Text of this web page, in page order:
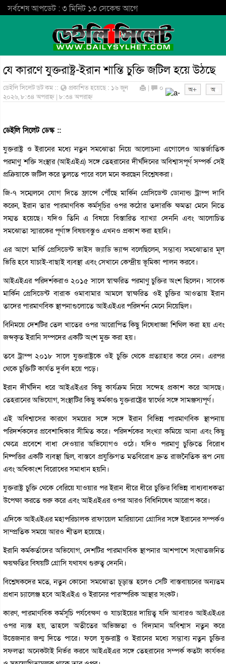
সর্বশেষ আপডেট : ৩ মিনিট ১৩ সেকেন্ড আগে
যে কারণে যুক্তরাষ্ট্র-ইরান শান্তি চুক্তি জটিল হয়ে উঠছে
ডেইলি সিলেট ডট কম ::
প্রকাশিত হয়েছে : ১৬ জুন
২০২৬, ৮:৩৪ অপরাহ্ন | ৮:৩৪ অপরাহ্ন
| ০
ডেইলি সিলেট ডেস্ক ::
যুক্তরাষ্ট্র ও ইরানের মধ্যে নতুন সমঝোতা নিয়ে আলোচনা এগোলেও আন্তর্জাতিক
পরমাণু শক্তি সংস্থার (আইএইএ) সঙ্গে তেহরানের দীর্ঘদিনের অবিশ্বাসপূর্ণ সম্পর্ক সেই
প্রক্রিয়াকে জটিল করে তুলতে পারে বলে মনে করছেন বিশ্লেষকরা।
জি-৭ সম্মেলনে যোগ দিতে ফ্রান্সে পৌঁছে মার্কিন প্রেসিডেন্ট ডোনাল্ড ট্রাম্প দাবি
করেন, ইরান তার পারমাণবিক কর্মসূচির ওপর কঠোর তদারকি ক্ষমতা মেনে নিতে
সম্মত হয়েছে। যদিও তিনি এ বিষয়ে বিস্তারিত ব্যাখ্যা দেননি এবং আলোচিত
সমঝোতা স্মারকের পূর্ণাঙ্গ বিষয়বস্তুও এখনও প্রকাশ করা হয়নি।
এর আগে মার্কি প্রেসিডেন্ট ভাইস জ্যাডি ভ্যান্স বলেছিলেন, সম্ভাব্য সমঝোতার মূল
ভিত্তি হবে যাচাই-বাছাই ব্যবস্থা এবং সেখানে কেন্দ্রীয় ভূমিকা পালন করবে।
আইএইএর পরিদর্শকরাও ২০১৫ সালে স্বাক্ষরিত পরমাণু চুক্তির অংশ ছিলেন। সাবেক
মার্কিন প্রেসিডেন্ট বারাক ওমাবামার আমলে স্বাক্ষরিত ওই চুক্তির আওতায় ইরান
তাদের পারমাণবিক স্থাপনাগুলোতে আইএইএর পরিদর্শন মেনে নিয়েছিল।
বিনিময়ে দেশটির তেল খাতের ওপর আরোপিত কিছু নিষেধাজ্ঞা শিথিল করা হয় এবং
জব্দকৃত ইরানি সম্পদের একটি অংশ মুক্ত করা হয়।
তবে ট্রাম্প ২০১৮ সালে যুক্তরাষ্ট্রকে ওই চুক্তি থেকে প্রত্যাহার করে নেন। এরপর
থেকে চুক্তিটি কার্যত দুর্বল হয়ে পড়ে।
ইরান দীর্ঘদিন ধরে আইএইএর কিছু কার্যক্রম নিয়ে সন্দেহ প্রকাশ করে আসছে।
তেহরানের অভিযোগ, সংস্থাটির কিছু কর্মকাণ্ড যুক্তরাষ্ট্রের স্বার্থের সঙ্গে সামঞ্জস্যপূর্ণ।
এই অবিশ্বাসের কারণে সময়ের সঙ্গে সঙ্গে ইরান বিভিন্ন পারমাণবিক স্থাপনায়
পরিদর্শকদের প্রবেশাধিকার সীমিত করে। পরিদর্শকের সংখ্যা কমিয়ে আনা এবং কিছু
ক্ষেত্রে প্রবেশে বাধা দেওয়ার অভিযোগও ওঠে। যদিও পরমাণু চুক্তিতে বিরোধ
নিষ্পত্তির একটি ব্যবস্থা ছিল, বাস্তবে প্রযুক্তিগত মতবিরোধ দ্রুত রাজনৈতিক রূপ নেয়
এবং অধিকাংশ বিরোধের সমাধান হয়নি।
যুক্তরাষ্ট্র চুক্তি থেকে বেরিয়ে যাওয়ার পর ইরান ধীরে ধীরে চুক্তির বিভিন্ন বাধ্যবাধকতা
উপেক্ষা করতে শুরু করে এবং আইএইএর ওপর আরও বিধিনিষেধ আরোপ করে।
এদিকে আইএইএর মহাপরিচালক রাফায়েল মারিয়ানো গ্রোসির সঙ্গে ইরানের সম্পর্কও
সাম্প্রতিক সময়ে আরও শীতল হয়েছে।
ইরানি কর্মকর্তাদের অভিযোগ, দেশটির পারমাণবিক স্থাপনার আশপাশে সংঘাতজনিত
ক্ষয়ক্ষতির বিষয়টি গ্রোসি যথাযথ গুরুত্ব দেননি।
বিশ্লেষকদের মতে, নতুন কোনো সমঝোতা চূড়ান্ত হলেও সেটি বাস্তবায়নের অন্যতম
প্রধান চ্যালেঞ্জ হবে আইএইএ ও ইরানের পারস্পরিক আস্থার সংকট।
কারণ, পারমাণবিক কর্মসূচি পর্যবেক্ষণ ও যাচাইয়ের দায়িত্ব যদি আবারও আইএইএর
ওপর ন্যস্ত হয়, তাহলে অতীতের অভিজ্ঞতা ও বিদ্যমান অবিশ্বাস নতুন করে
উত্তেজনার জন্ম দিতে পারে। ফলে যুক্তরাষ্ট্র ও ইরানের মধ্যে সম্ভাব্য নতুন চুক্তির
সফলতা অনেকটাই নির্ভর করবে আইএইএর সঙ্গে তেহরানের সম্পর্ক কতটা কার্যকর